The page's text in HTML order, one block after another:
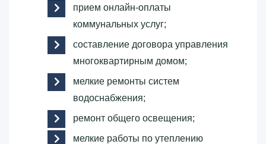
прием онлайн-оплаты
коммунальных услуг;
составление договора управления
многоквартирным домом;
мелкие ремонты систем
водоснабжения;
ремонт общего освещения;
мелкие работы по утеплению